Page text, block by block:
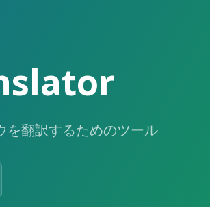
翻訳するためのツール